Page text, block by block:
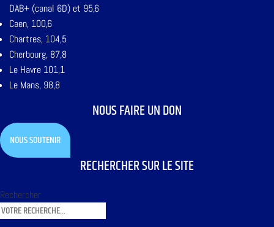
DAB+ (canal 6D) et 95,6
Caen, 100,6
Chartres, 104,5
Cherbourg, 87,8
Le Havre 101,1
Le Mans, 98,8
NOUS FAIRE UN DON
NOUS SOUTENIR
RECHERCHER SUR LE SITE
Rechercher